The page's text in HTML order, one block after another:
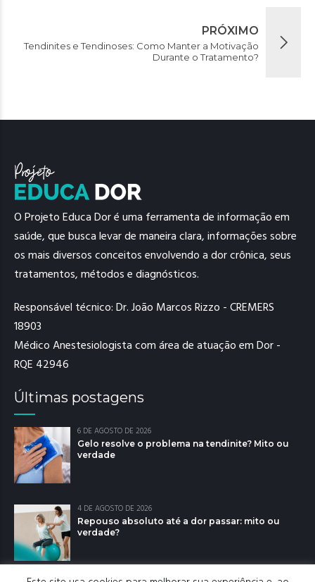
PRÓXIMO
Tendinites e Tendinoses: Como Manter a Motivação
Durante o Tratamento?
O Projeto Educa Dor é uma ferramenta de informação em
saúde, que busca levar de maneira clara, informações sobre
os mais diversos conceitos envolvendo a dor crônica, seus
tratamentos, métodos e diagnósticos.
Responsável técnico: Dr. João Marcos Rizzo - CREMERS
18903
Médico Anestesiologista com área de atuação em Dor -
RQE 42946
Últimas postagens
6 DE AGOSTO DE 2026
Gelo resolve o problema na tendinite? Mito ou
verdade
4 DE AGOSTO DE 2026
Repouso absoluto até a dor passar: mito ou
verdade?